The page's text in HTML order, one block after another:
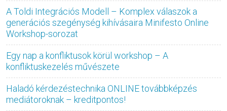
A Toldi Integrációs Modell – Komplex válaszok a
generációs szegénység kihívásaira Minifesto Online
Workshop-sorozat
Egy nap a konfliktusok körül workshop – A
konfliktuskezelés művészete
Haladó kérdezéstechnika ONLINE továbbképzés
mediátoroknak – kreditpontos!